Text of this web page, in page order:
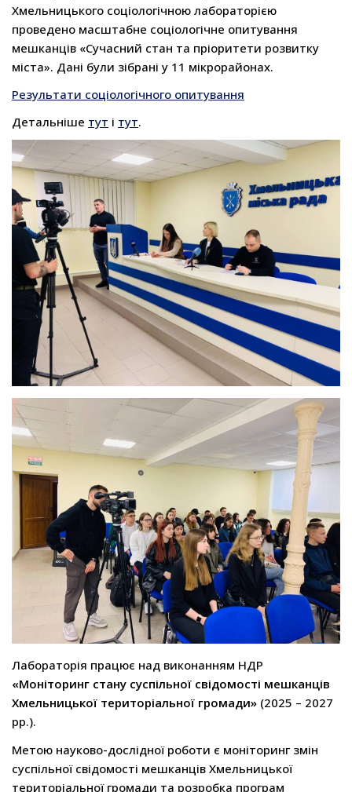
Хмельницького соціологічною лабораторією
проведено масштабне соціологічне опитування
мешканців «Сучасний стан та пріоритети розвитку
міста». Дані були зібрані у 11 мікрорайонах.
Результати соціологічного опитування
Детальніше тут і тут.
Лабораторія працює над виконанням НДР
«Моніторинг стану суспільної свідомості мешканців
Хмельницької територіальної громади» (2025 – 2027
рр.).
Метою науково-дослідної роботи є моніторинг змін
суспільної свідомості мешканців Хмельницької
територіальної громади та розробка програм